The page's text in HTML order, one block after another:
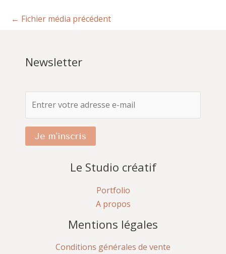
← Fichier média précédent
Newsletter
Je m'inscris
Le Studio créatif
Portfolio
A propos
Mentions légales
Conditions générales de vente